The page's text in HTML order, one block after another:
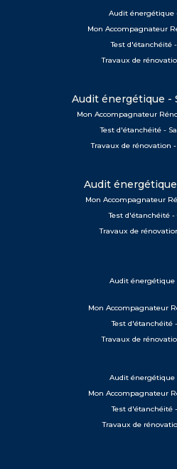
Audit énergétique
Mon Accompagnateur
Test d'étanchéité
Travaux de
Audit énergétique -
Mon Accompagnateur
Test d'étanchéité -
Travaux de rénovation
Audit
Mon Accompagnateur
Test d'étanchéité -
Travaux de
Audit énergétique
Mon Accompagnateur
Test d'étanchéité
Travaux de
Audit énergétique
Mon Accompagnateur
Test d'étanchéité
Travaux de